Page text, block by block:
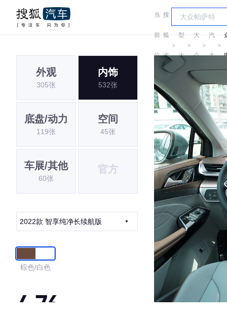
当
前
位
搜
狐
汽
＞
车
型
大
＞
大
众
＞
上
汽
大
＞
外观
305张
内饰
532张
底盘/动力
119张
空间
45张
车展/其他
60张
官方
2022款 智享纯净长续航版
棕色/白色
4.76